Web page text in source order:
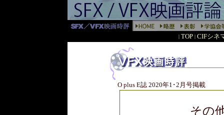
| TOP | CIFシネ
O plus E誌 2020年1･2月号掲載
その